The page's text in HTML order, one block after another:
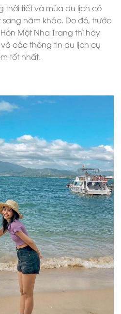
thời tiết và mùa du lịch có
năm khác. Do đó, trước
Một Nha Trang thì hãy
các thông tin du lịch cụ
tốt nhất.